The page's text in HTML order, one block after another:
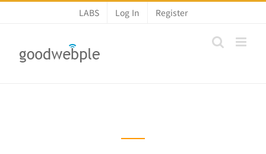
콘
LABS Log In Register